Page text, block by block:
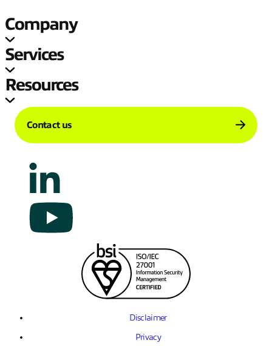
Company
Services
Resources
Contact us
Disclaimer
Privacy